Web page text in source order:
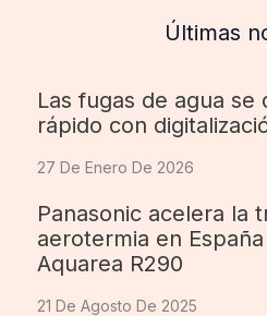
Últimas
Las fugas de agua se
rápido con
27 De Enero De 2026
Panasonic acelera la
aerotermia en
Aquarea R290
21 De Agosto De 2025